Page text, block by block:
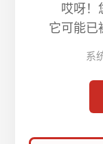
哎呀！
它可能已
系